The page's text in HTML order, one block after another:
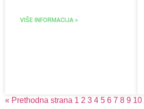
VIŠE INFORMACIJA »
« Prethodna strana 1 2 3 4 5 6 7 8 9 10